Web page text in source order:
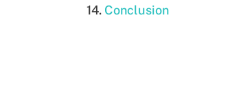
Conclusion